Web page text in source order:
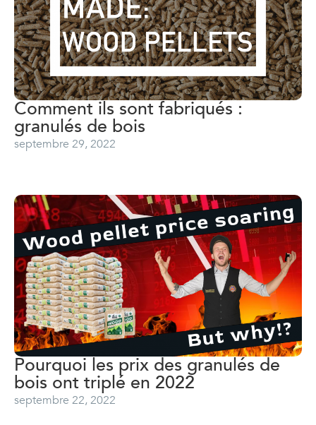
Comment ils sont fabriqués :
granulés de bois
septembre 29, 2022
Pourquoi les prix des granulés de
bois ont triplé en 2022
septembre 22, 2022